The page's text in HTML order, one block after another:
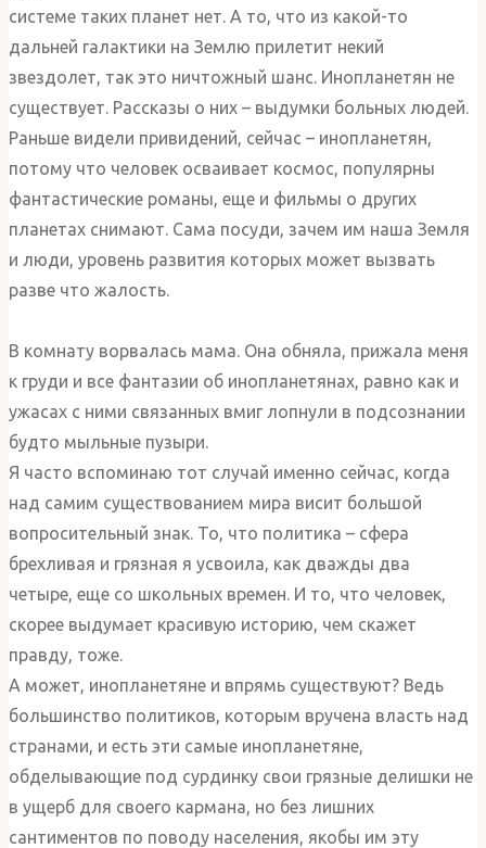
системе таких планет нет. А то, что из какой-то
дальней галактики на Землю прилетит некий
звездолет, так это ничтожный шанс. Инопланетян не
существует. Рассказы о них – выдумки больных людей.
Раньше видели привидений, сейчас – инопланетян,
потому что человек осваивает космос, популярны
фантастические романы, еще и фильмы о других
планетах снимают. Сама посуди, зачем им наша Земля
и люди, уровень развития которых может вызвать
разве что жалость.
В комнату ворвалась мама. Она обняла, прижала меня
к груди и все фантазии об инопланетянах, равно как и
ужасах с ними связанных вмиг лопнули в подсознании
будто мыльные пузыри.
Я часто вспоминаю тот случай именно сейчас, когда
над самим существованием мира висит большой
вопросительный знак. То, что политика – сфера
брехливая и грязная я усвоила, как дважды два
четыре, еще со школьных времен. И то, что человек,
скорее выдумает красивую историю, чем скажет
правду, тоже.
А может, инопланетяне и впрямь существуют? Ведь
большинство политиков, которым вручена власть над
странами, и есть эти самые инопланетяне,
обделывающие под сурдинку свои грязные делишки не
в ущерб для своего кармана, но без лишних
сантиментов по поводу населения, якобы им эту